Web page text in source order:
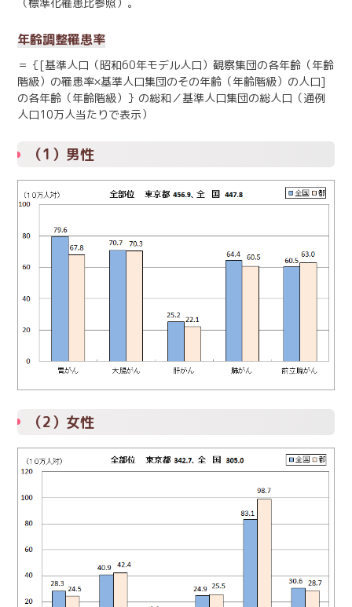
年齢調整罹患率
＝｛[基準人口（昭和60年モデル人口）観察集団の各年齢（年齢
階級）の罹患率×基準人口集団のその年齢（年齢階級）の人口]
の各年齢（年齢階級）｝の総和／基準人口集団の総人口（通例
人口10万人当たりで表示）
（1）男性
（2）女性